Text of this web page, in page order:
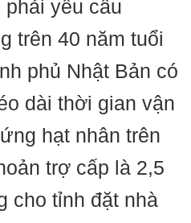
yêu cầu
trên 40 năm tuổi
phủ Nhật Bản có
dài thời gian vận
hạt nhân trên
trợ cấp là 2,5
cho tỉnh đặt nhà